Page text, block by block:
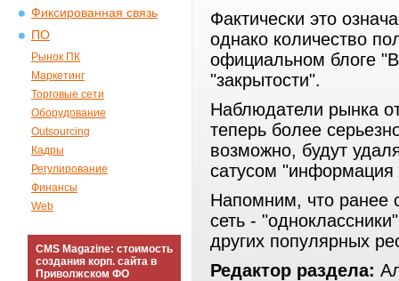
Фиксированная связь
ПО
Рынок ПК
Маркетинг
Торговые сети
Оборудование
Outsourcing
Кадры
Регулирование
Финансы
Web
CMS Magazine: стоимость
создания корп. сайта в
Приволжском ФО
Фактически это
однако количество
официальном блоге
"закрытости".
Наблюдатели рынка
теперь более
возможно, будут
сатусом "информация
Напомним, что ранее
сеть -
других популярных
Редактор раздела: